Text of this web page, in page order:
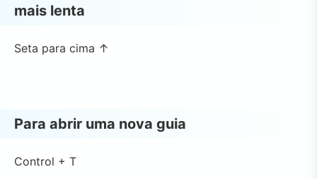
mais lenta
Seta para cima ↑
Para abrir uma nova guia
Control + T